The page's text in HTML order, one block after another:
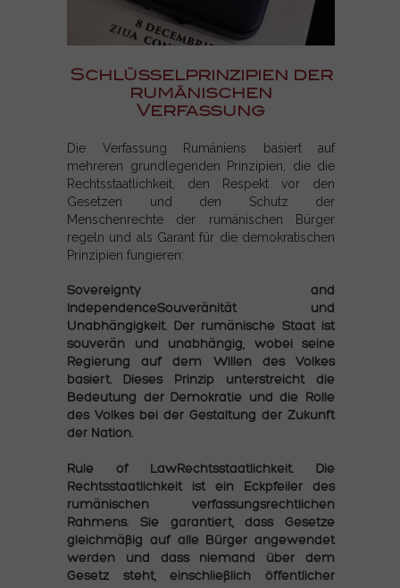
Schlüsselprinzipien der
rumänischen
Verfassung
Die Verfassung Rumäniens basiert auf
mehreren grundlegenden Prinzipien, die die
Rechtsstaatlichkeit, den Respekt vor den
Gesetzen und den Schutz der
Menschenrechte der rumänischen Bürger
regeln und als Garant für die demokratischen
Prinzipien fungieren:
Sovereignty and
IndependenceSouveränität und
Unabhängigkeit. Der rumänische Staat ist
souverän und unabhängig, wobei seine
Regierung auf dem Willen des Volkes
basiert. Dieses Prinzip unterstreicht die
Bedeutung der Demokratie und die Rolle
des Volkes bei der Gestaltung der Zukunft
der Nation.
Rule of LawRechtsstaatlichkeit. Die
Rechtsstaatlichkeit ist ein Eckpfeiler des
rumänischen verfassungsrechtlichen
Rahmens. Sie garantiert, dass Gesetze
gleichmäßig auf alle Bürger angewendet
werden und dass niemand über dem
Gesetz steht, einschließlich öffentlicher